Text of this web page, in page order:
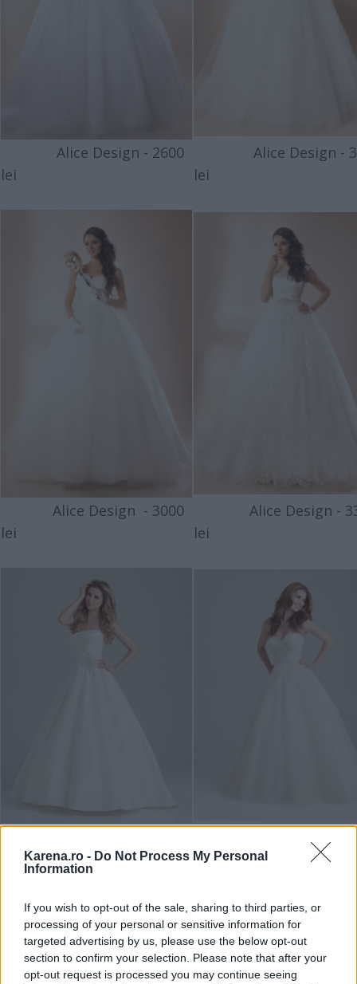
Karena.ro - Do Not Process My Personal
Information
If you wish to opt-out of the sale, sharing to third parties, or
processing of your personal or sensitive information for
targeted advertising by us, please use the below opt-out
section to confirm your selection. Please note that after your
opt-out request is processed you may continue seeing
Alice Design - 2600
lei
Alice Design -
lei
Alice Design - 3000
lei
Alice Design -
lei
3800 lei
3800 lei